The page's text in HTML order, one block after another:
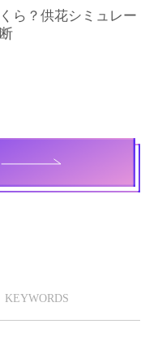
ら？供花シミュレー
KEYWORDS